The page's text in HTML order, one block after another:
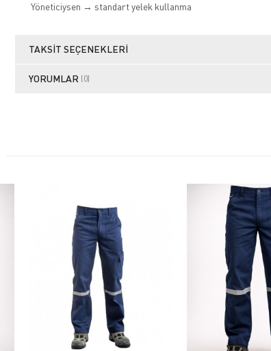
Yöneticiysen → standart yelek kullanma
TAKSIT SEÇENEKLERI
YORUMLAR (0)